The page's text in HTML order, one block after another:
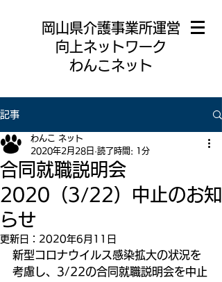
岡山県介護事業所運営
向上ネットワーク
わんこネット
記事
合同就職説明会
2020（3/22）中止のお知
らせ
わんこ ネット
2020年2月28日 読了時間: 1分
更新日： 2020年6月11日
新型コロナウイルス感染拡大の状況を
考慮し、3/22の合同就職説明会を中止